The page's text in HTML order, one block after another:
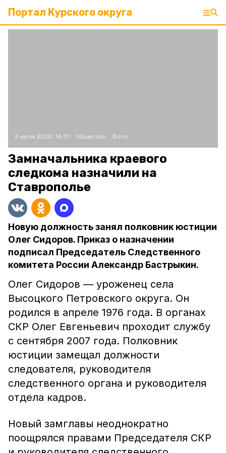
Портал Курского округа
3 июля 2020, 14:31 Общество Фото:
Замначальника краевого
следкома назначили на
Ставрополье
Новую должность занял полковник юстиции
Олег Сидоров. Приказ о назначении
подписал Председатель Следственного
комитета России Александр Бастрыкин.
Олег Сидоров — уроженец села
Высоцкого Петровского округа. Он
родился в апреле 1976 года. В органах
СКР Олег Евгеньевич проходит службу
с сентября 2007 года. Полковник
юстиции замещал должности
следователя, руководителя
следственного органа и руководителя
отдела кадров.
Новый замглавы неоднократно
поощрялся правами Председателя СКР